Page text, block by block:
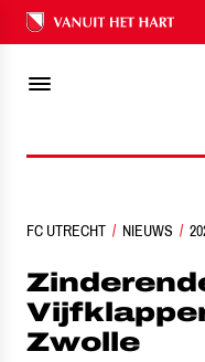
Ons nalatenschap
FC UTRECHT NIEUWS
ZINDERENDE
Zwolle